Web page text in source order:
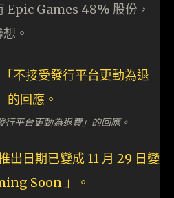
Epic Games 48% 股份，
。
平台更動為退費」的回應。